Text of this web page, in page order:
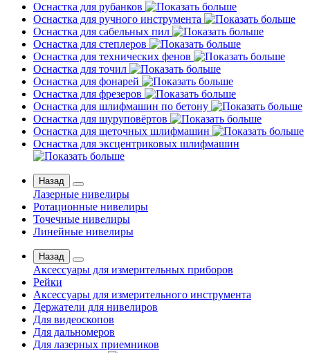
Оснастка для рубанков
Оснастка для ручного инструмента
Оснастка для сабельных пил
Оснастка для степлеров
Оснастка для технических фенов
Оснастка для точил
Оснастка для фонарей
Оснастка для фрезеров
Оснастка для шлифмашин по бетону
Оснастка для шуруповёртов
Оснастка для щеточных шлифмашин
Оснастка для эксцентриковых шлифмашин
Назад
Лазерные нивелиры
Ротационные нивелиры
Точечные нивелиры
Линейные нивелиры
Назад
Аксессуары для измерительных приборов
Рейки
Аксессуары для измерительного инструмента
Держатели для нивелиров
Для видеоскопов
Для дальномеров
Для лазерных приемников